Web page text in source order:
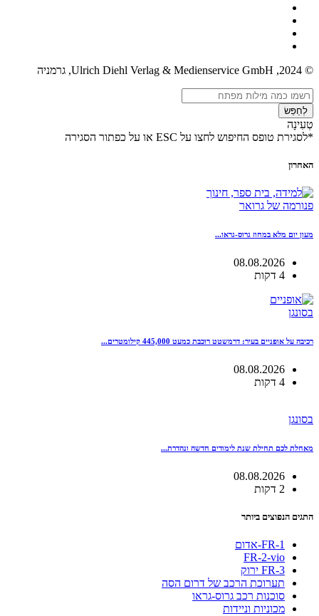
© 2024, Ulrich Diehl Verlag & Medienservice GmbH, גרמניה
לְחַפֵּשׂ
טְעִינָה
*לסגירת טופס החיפוש לחצו על ESC או על כפתור הסגירה
האחרון
פנורמה של גרואר
מעון יום מלא במחוז גרוס-גראו...
08.08.2026
4 דקות
בסונגן
רכיבה על אופניים בעיר: דרמשטט רוכבת כמעט 445,000 קילומטרים...
08.08.2026
4 דקות
בסונגן
מאחלת לכם תחילת שנת לימודים חדשה ונהדרת...
08.08.2026
2 דקות
התגים הנפוצים ביותר
FR-1-אדום
FR-2-vio
FR-3 ירוק
תערוכת הרכב של דרום הסה
סוכנות רכב גרוס-גראו
מכוניות וניידות